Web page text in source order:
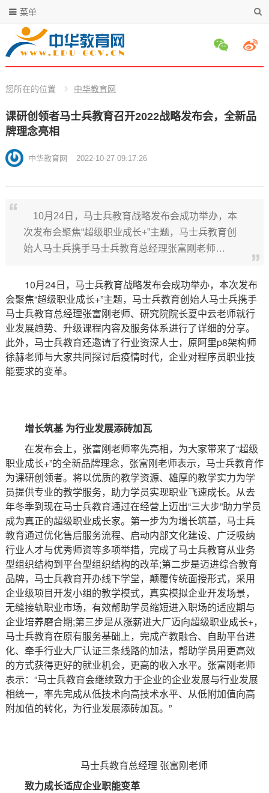
菜单
您所在的位置 中华教育网
课研创领者马士兵教育召开2022战略发布会，全新品
牌理念亮相
中华教育网 2022-10-27 09:17:26
10月24日，马士兵教育战略发布会成功举办，本
次发布会聚焦“超级职业成长+”主题，马士兵教育创
始人马士兵携手马士兵教育总经理张富刚老师…
10月24日，马士兵教育战略发布会成功举办，本次发布
会聚焦“超级职业成长+”主题，马士兵教育创始人马士兵携手
马士兵教育总经理张富刚老师、研究院院长夏中云老师就行
业发展趋势、升级课程内容及服务体系进行了详细的分享。
此外，马士兵教育还邀请了行业资深人士，原阿里p8架构师
徐赫老师与大家共同探讨后疫情时代，企业对程序员职业技
能要求的变革。
增长筑基 为行业发展添砖加瓦
在发布会上，张富刚老师率先亮相，为大家带来了“超级
职业成长+”的全新品牌理念，张富刚老师表示，马士兵教育作
为课研创领者。将以优质的教学资源、雄厚的教学实力为学
员提供专业的教学服务，助力学员实现职业飞速成长。从去
年冬季到现在马士兵教育通过在经营上迈出“三大步”助力学员
成为真正的超级职业成长家。第一步为为增长筑基，马士兵
教育通过优化售后服务流程、启动内部文化建设、广泛吸纳
行业人才与优秀师资等多项举措，完成了马士兵教育从业务
型组织结构到平台型组织结构的改革;第二步是迈进综合教育
品牌，马士兵教育开办线下学堂，颠覆传统面授形式，采用
企业级项目开发小组的教学模式，真实模拟企业开发场景，
无缝接轨职业市场，有效帮助学员缩短进入职场的适应期与
企业培养磨合期;第三步是从涨薪进大厂迈向超级职业成长+，
马士兵教育在原有服务基础上，完成产教融合、自助平台进
化、牵手行业大厂认证三条线路的加法，帮助学员用更高效
的方式获得更好的就业机会，更高的收入水平。张富刚老师
表示：“马士兵教育会继续致力于企业的企业发展与行业发展
相统一，率先完成从低技术向高技术水平、从低附加值向高
附加值的转化，为行业发展添砖加瓦。”
马士兵教育总经理 张富刚老师
致力成长适应企业职能变革